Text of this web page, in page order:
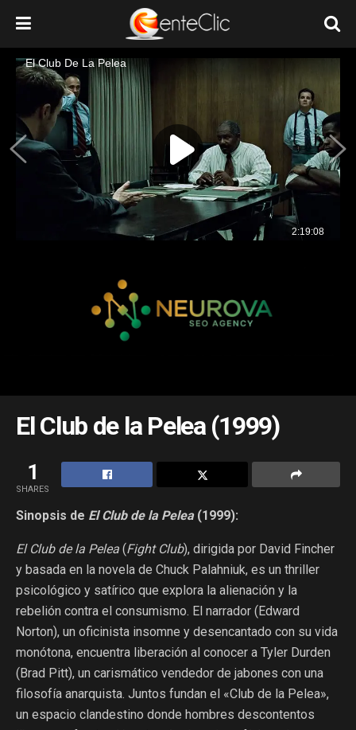
El Club de la Pelea (1999)
1
SHARES
Sinopsis de El Club de la Pelea(1999):
El Club de la Pelea (Fight Club), dirigida por David Fincher
y basada en la novela de Chuck Palahniuk, es un thriller
psicológico y satírico que explora la alienación y la
rebelión contra el consumismo. El narrador (Edward
Norton), un oficinista insomne y desencantado con su vida
monótona, encuentra liberación al conocer a Tyler Durden
(Brad Pitt), un carismático vendedor de jabones con una
filosofía anarquista. Juntos fundan el «Club de la Pelea»,
un espacio clandestino donde hombres descontentos